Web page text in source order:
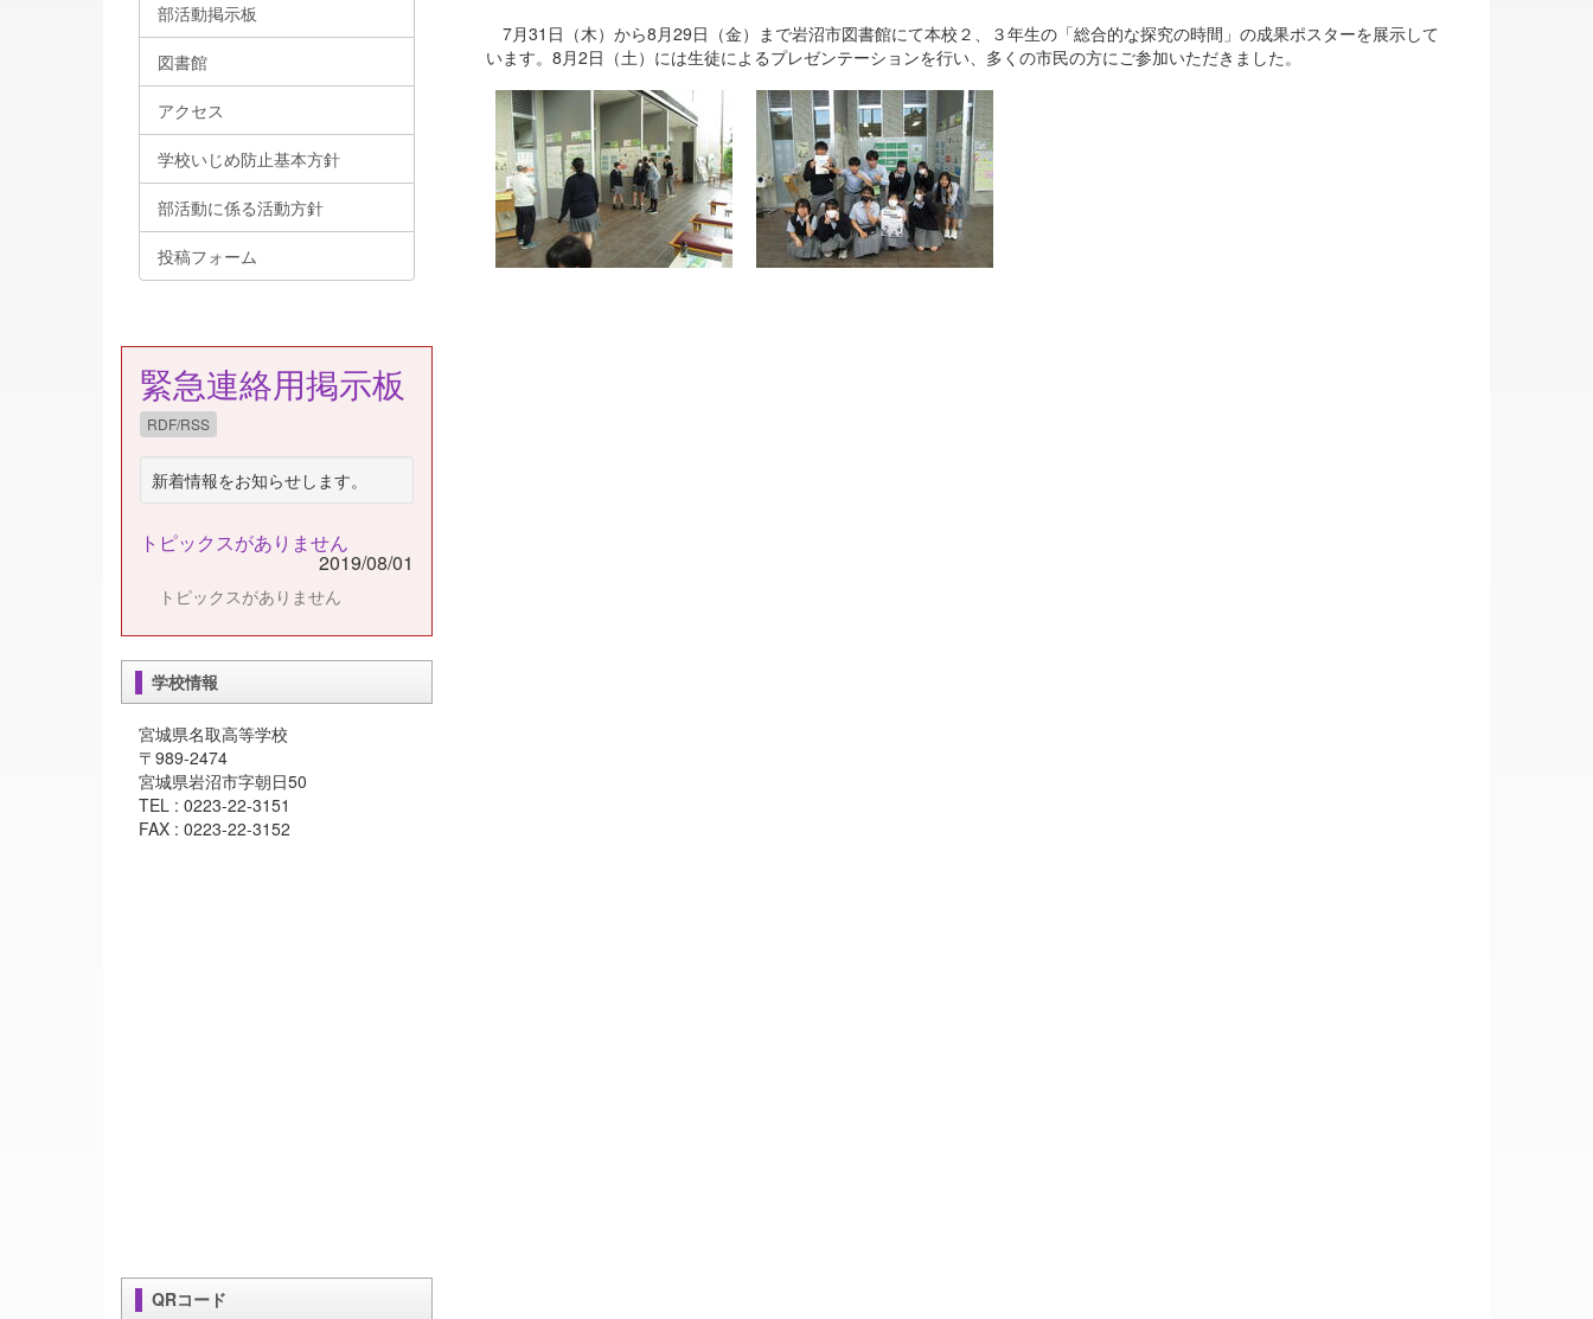
7月31日（木）から8月29日（金）まで岩沼市図書館にて本校２、３年生の「総合的な探究の時間」の成果ポスターを展示して
います。8月2日（土）には生徒によるプレゼンテーションを行い、多くの市民の方にご参加いただきました。
部活動掲示板
図書館
アクセス
学校いじめ防止基本方針
部活動に係る活動方針
投稿フォーム
緊急連絡用掲示板
RDF/RSS
新着情報をお知らせします。
トピックスがありません
2019/08/01
トピックスがありません
学校情報
宮城県名取高等学校
〒989-2474
宮城県岩沼市字朝日50
TEL : 0223-22-3151
FAX : 0223-22-3152
QRコード